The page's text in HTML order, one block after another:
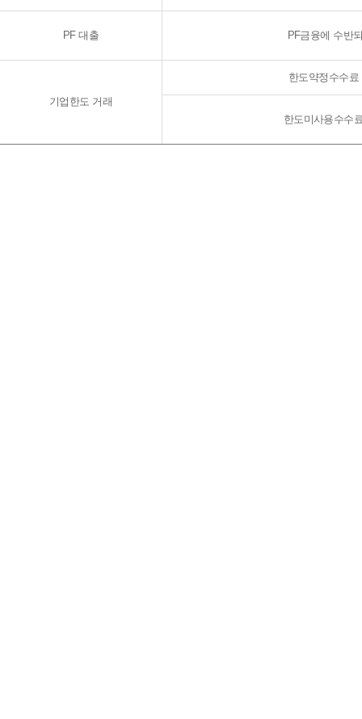
PF 대출 PF금융에 수반
기업한도 거래
한도약정수수료
한도미사용수수